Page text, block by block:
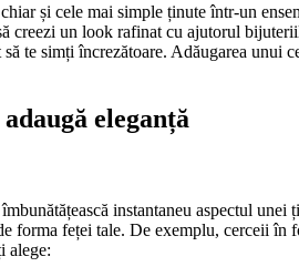
și cele mai simple ținute într-un
creezi un look rafinat cu ajutorul
te simți încrezătoare. Adăugarea unui
eleganță
instantaneu aspectul
forma feței tale. De exemplu, cerceii
alege: